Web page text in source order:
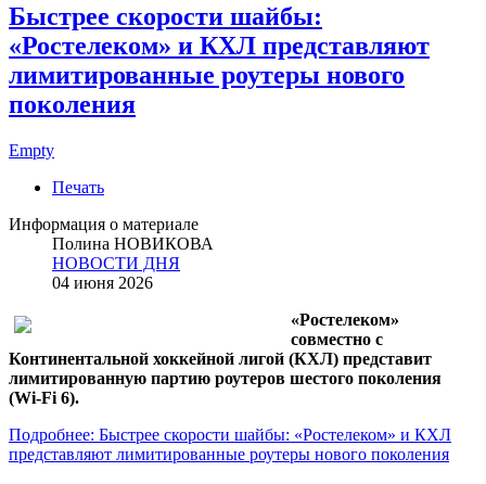
Быстрее скорости шайбы:
«Ростелеком» и КХЛ представляют
лимитированные роутеры нового
поколения
Empty
Печать
Информация о материале
Полина НОВИКОВА
НОВОСТИ ДНЯ
04 июня 2026
«Ростелеком»
совместно с
Континентальной хоккейной лигой (КХЛ) представит
лимитированную партию роутеров шестого поколения
(Wi-Fi 6).
Подробнее: Быстрее скорости шайбы: «Ростелеком» и КХЛ
представляют лимитированные роутеры нового поколения